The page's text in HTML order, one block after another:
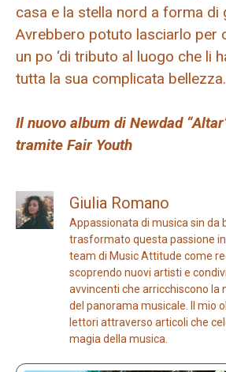
casa e la stella nord a forma di
Avrebbero potuto lasciarlo per
un po ‘di tributo al luogo che li
tutta la sua complicata bellezza.
Il nuovo album di Newdad
tramite Fair Youth
Giulia Romano
Appassionata di musica sin da
trasformato questa passione
team di Music Attitude come
scoprendo nuovi artisti e
avvincenti che arricchiscono la
del panorama musicale. Il mio
lettori attraverso articoli che
magia della musica.